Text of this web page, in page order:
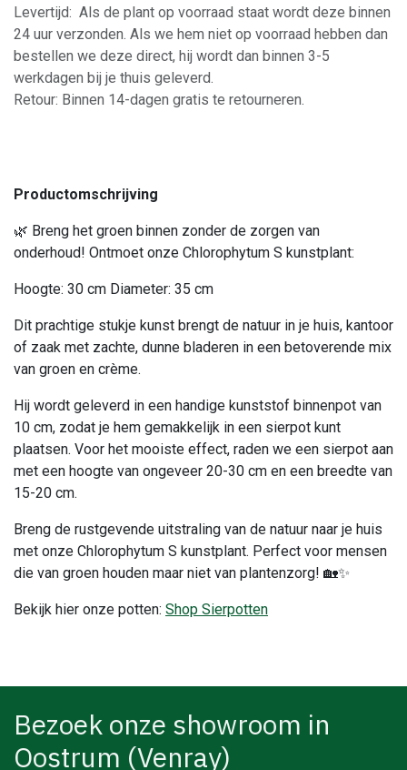
Levertijd: Als de plant op voorraad staat wordt deze binnen
24 uur verzonden. Als we hem niet op voorraad hebben dan
bestellen we deze direct, hij wordt dan binnen 3-5
werkdagen bij je thuis geleverd.
Retour: Binnen 14-dagen gratis te retourneren.
Productomschrijving
🌿 Breng het groen binnen zonder de zorgen van
onderhoud! Ontmoet onze Chlorophytum S kunstplant:
Hoogte: 30 cm Diameter: 35 cm
Dit prachtige stukje kunst brengt de natuur in je huis, kantoor
of zaak met zachte, dunne bladeren in een betoverende mix
van groen en crème.
Hij wordt geleverd in een handige kunststof binnenpot van
10 cm, zodat je hem gemakkelijk in een sierpot kunt
plaatsen. Voor het mooiste effect, raden we een sierpot aan
met een hoogte van ongeveer 20-30 cm en een breedte van
15-20 cm.
Breng de rustgevende uitstraling van de natuur naar je huis
met onze Chlorophytum S kunstplant. Perfect voor mensen
die van groen houden maar niet van plantenzorg! 🏡✨
Bekijk hier onze potten: Shop Sierpotten
Bezoek onze showroom in
Oostrum (Venray)